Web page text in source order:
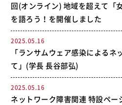
回(オンライン) 地域を超えて「
を語ろう！を開催しました
2025.05.16
「ランサムウェア感染による
て」(学長 長谷部弘)
2025.05.16
ネットワーク障害関連 特設ペー